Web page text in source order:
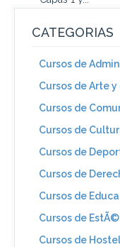
CATEGORIAS
Cursos de
Cursos de Arte
Cursos de
Cursos de
Cursos de
Cursos de
Cursos de
Cursos de
Cursos de